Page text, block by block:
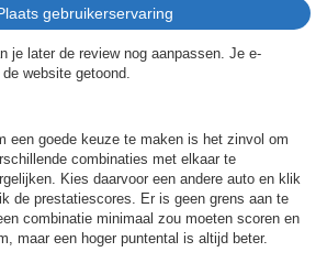
je later de review nog aanpassen. Je e-
website getoond.
een goede keuze te maken is het zinvol om
combinaties met elkaar te
Kies daarvoor een andere auto en klik
de prestatiescores. Er is geen grens aan te
combinatie minimaal zou moeten scoren en
maar een hoger puntental is altijd beter.